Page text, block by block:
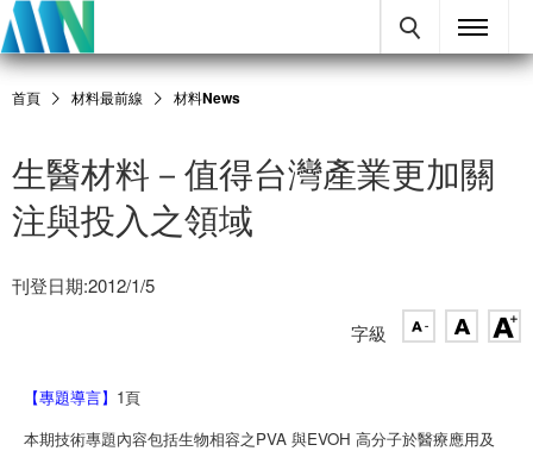
首頁 材料最前線 材料News
生醫材料－值得台灣產業更加關
注與投入之領域
刊登日期:2012/1/5
字級
【專題導言】 1頁
本期技術專題內容包括生物相容之PVA 與EVOH 高分子於醫療應用及